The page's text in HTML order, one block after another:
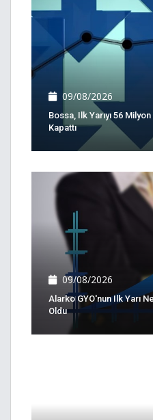
09/08/2026
Bossa, Ilk Yarıyı 56
Kapattı
09/08/2026
Alarko GYO'nun Ilk Yarı
Oldu